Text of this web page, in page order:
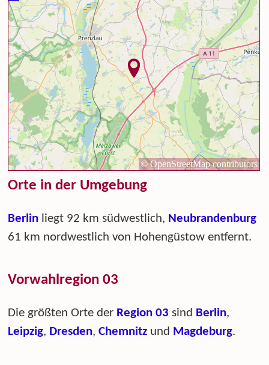
Orte in der Umgebung
Berlin liegt 92 km südwestlich, Neubrandenburg
61 km nordwestlich von Hohengüstow entfernt.
Vorwahlregion 03
Die größten Orte der Region 03 sind Berlin,
Leipzig, Dresden,Chemnitz und Magdeburg.